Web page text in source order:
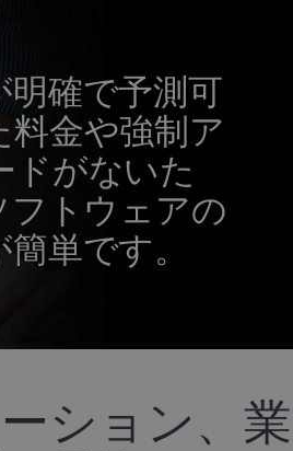
確で予測可
料金や強制ア
ドがないた
フトウェアの
単です。
ション、業